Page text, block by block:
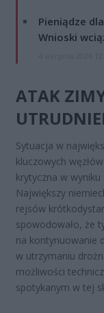
Pieniądze
Wnioski
ATAK
Sytuacja w
kluczowych
krytyczna w
Największy
rejsów
spowodowało, że
na kontynuowanie
w utrzymaniu
możliwości
spotykanym w tej